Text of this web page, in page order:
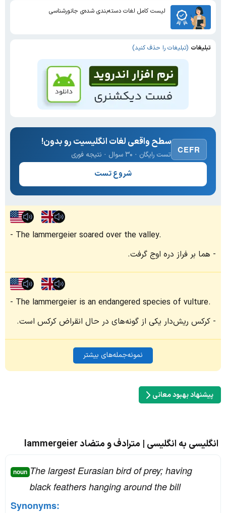
لیست کامل لغات دسته‌بندی شده‌ی جانورشناسی
تبلیغات (تبلیغات را حذف کنید)
CEFR
سطح واقعی لغات انگلیسیت رو بدون!
تست رایگان · ۳۰ سوال · نتیجه فوری
شروع تست
The lammergeier soared over the valley.
هما بر فراز دره اوج گرفت.
The lammergeier is an endangered species of vulture.
کرکس ریش‌دار یکی از گونه‌های در حال انقراض کرکس است.
نمونه‌جمله‌های بیشتر
پیشنهاد بهبود معانی
انگلیسی به انگلیسی | مترادف و متضاد lammergeier
noun The largest Eurasian bird of prey; having
black feathers hanging around the bill
Synonyms: